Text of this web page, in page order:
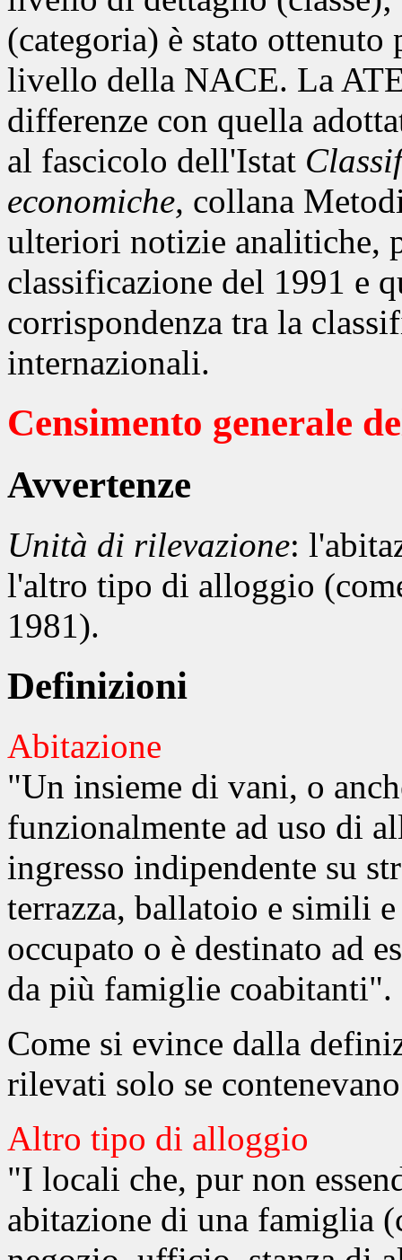
(categoria) è stato ottenuto
livello della NACE. La
differenze con quella
al fascicolo dell'Istat
economiche, collana
ulteriori notizie analitiche,
classificazione del 1991 e
corrispondenza tra la
internazionali.
Censimento generale
Avvertenze
Unità di rilevazione:
l'altro tipo di alloggio
1981).
Definizioni
Abitazione
"Un insieme di vani, o
funzionalmente ad uso di
ingresso indipendente su
terrazza, ballatoio e simili
occupato o è destinato ad
da più famiglie coabitanti".
Come si evince dalla
rilevati solo se
Altro tipo di alloggio
"I locali che, pur non
abitazione di una famiglia